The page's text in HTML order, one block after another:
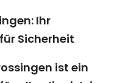
Ihr
Sicherheit
ist ein